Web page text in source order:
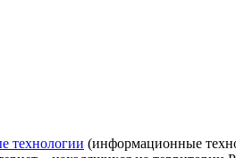
технологии (информационные